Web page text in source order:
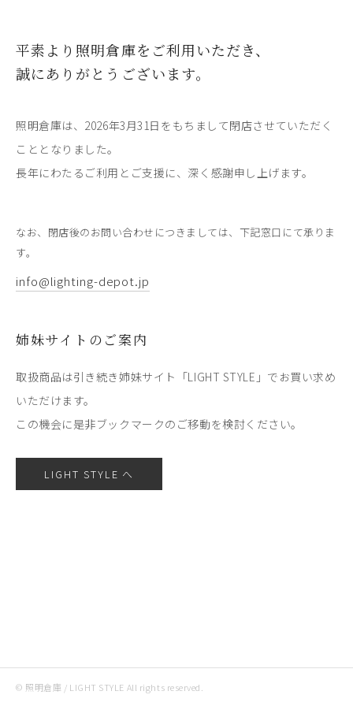
平素より照明倉庫をご利用いただき、
誠にありがとうございます。
照明倉庫は、2026年3月31日をもちまして閉店させていただく
こととなりました。
長年にわたるご利用とご支援に、深く感謝申し上げます。
なお、閉店後のお問い合わせにつきましては、下記窓口にて承りま
す。
info@lighting-depot.jp
姉妹サイトのご案内
取扱商品は引き続き姉妹サイト「LIGHT STYLE」でお買い求め
いただけます。
この機会に是非ブックマークのご移動を検討ください。
LIGHT STYLE へ
© 照明倉庫 / LIGHT STYLE All rights reserved.